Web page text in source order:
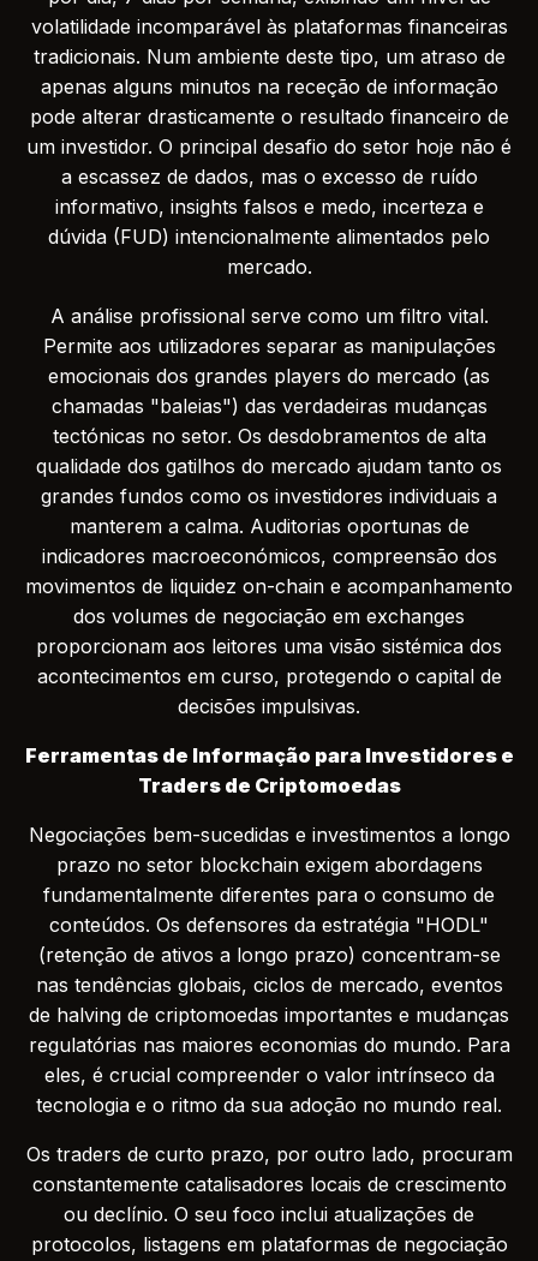
volatilidade incomparável às plataformas financeiras
tradicionais. Num ambiente deste tipo, um atraso de
apenas alguns minutos na receção de informação
pode alterar drasticamente o resultado financeiro de
um investidor. O principal desafio do setor hoje não é
a escassez de dados, mas o excesso de ruído
informativo, insights falsos e medo, incerteza e
dúvida (FUD) intencionalmente alimentados pelo
mercado.
A análise profissional serve como um filtro vital.
Permite aos utilizadores separar as manipulações
emocionais dos grandes players do mercado (as
chamadas "baleias") das verdadeiras mudanças
tectónicas no setor. Os desdobramentos de alta
qualidade dos gatilhos do mercado ajudam tanto os
grandes fundos como os investidores individuais a
manterem a calma. Auditorias oportunas de
indicadores macroeconómicos, compreensão dos
movimentos de liquidez on-chain e acompanhamento
dos volumes de negociação em exchanges
proporcionam aos leitores uma visão sistémica dos
acontecimentos em curso, protegendo o capital de
decisões impulsivas.
Ferramentas de Informação para Investidores e
Traders de Criptomoedas
Negociações bem-sucedidas e investimentos a longo
prazo no setor blockchain exigem abordagens
fundamentalmente diferentes para o consumo de
conteúdos. Os defensores da estratégia "HODL"
(retenção de ativos a longo prazo) concentram-se
nas tendências globais, ciclos de mercado, eventos
de halving de criptomoedas importantes e mudanças
regulatórias nas maiores economias do mundo. Para
eles, é crucial compreender o valor intrínseco da
tecnologia e o ritmo da sua adoção no mundo real.
Os traders de curto prazo, por outro lado, procuram
constantemente catalisadores locais de crescimento
ou declínio. O seu foco inclui atualizações de
protocolos, listagens em plataformas de negociação